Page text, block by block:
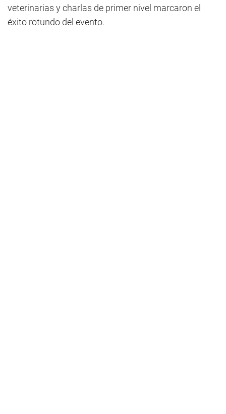
veterinarias y charlas de primer nivel marcaron el
éxito rotundo del evento.